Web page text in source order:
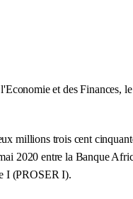
et des Finances,
millions trois cent
2020 entre la Banque
I (PROSER I).